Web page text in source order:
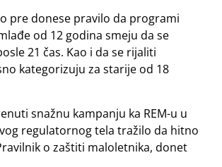
pre donese pravilo da programi
od 12 godina smeju da se
21 čas. Kao i da se rijaliti
kategorizuju za starije od 18
snažnu kampanju ka REM-u u
regulatornog tela tražilo da hitno
o zaštiti maloletnika, donet